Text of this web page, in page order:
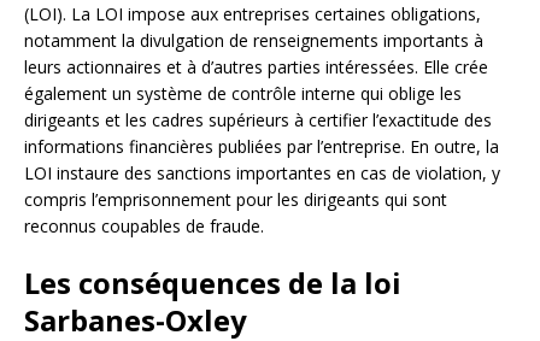
(LOI). La LOI impose aux entreprises certaines obligations,
notamment la divulgation de renseignements importants à
leurs actionnaires et à d’autres parties intéressées. Elle crée
également un système de contrôle interne qui oblige les
dirigeants et les cadres supérieurs à certifier l’exactitude des
informations financières publiées par l’entreprise. En outre, la
LOI instaure des sanctions importantes en cas de violation, y
compris l’emprisonnement pour les dirigeants qui sont
reconnus coupables de fraude.
Les conséquences de la loi
Sarbanes-Oxley